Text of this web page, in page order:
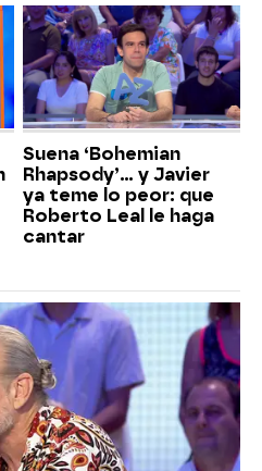
Suena ‘Bohemian
Rhapsody’... y Javier
ya teme lo peor: que
Roberto Leal le haga
cantar